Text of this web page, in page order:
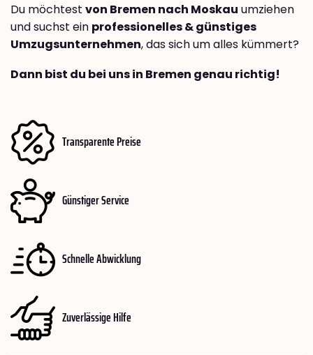
Du möchtest von Bremen nach Moskau umziehen
und suchst ein professionelles & günstiges
Umzugsunternehmen, das sich um alles kümmert?
Dann bist du bei uns in Bremen genau richtig!
Transparente Preise
Günstiger Service
Schnelle Abwicklung
Zuverlässige Hilfe